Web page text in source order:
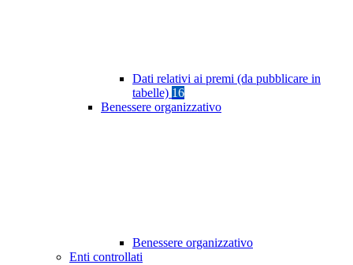
Dati relativi ai premi (da pubblicare in
tabelle) 16
Benessere organizzativo
Benessere organizzativo
Enti controllati